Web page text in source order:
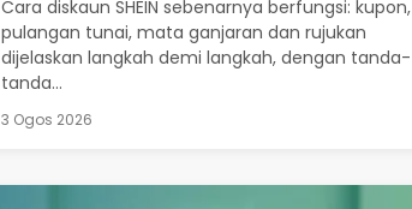
Cara diskaun SHEIN sebenarnya berfungsi: kupon,
pulangan tunai, mata ganjaran dan rujukan
dijelaskan langkah demi langkah, dengan tanda-
tanda...
3 Ogos 2026